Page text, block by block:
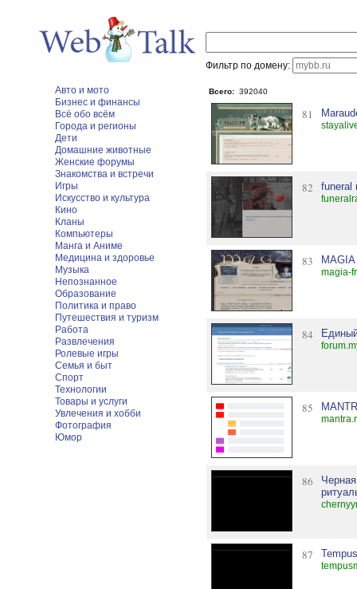
Фильтр по домену:
Авто и мото
Бизнес и финансы
Всё обо всём
Города и регионы
Дети
Домашние животные
Женские форумы
Знакомства и встречи
Игры
Искусство и культура
Кино
Кланы
Компьютеры
Манга и Аниме
Медицина и здоровье
Музыка
Непознанное
Образование
Политика и право
Путешествия и туризм
Работа
Развлечения
Ролевые игры
Семья и быт
Спорт
Технологии
Товары и услуги
Увлечения и хобби
Фотография
Юмор
Всего: 392040
81
82 funeral
83 MAGIA­
magia-
84
85
86
87